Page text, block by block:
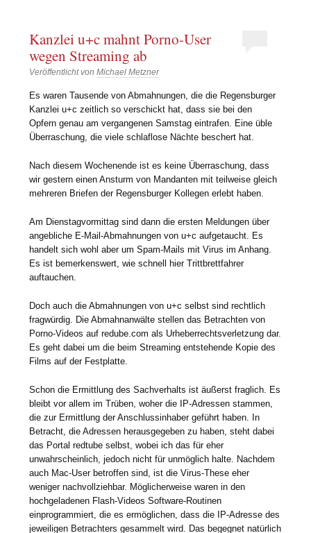
Kanzlei u+c mahnt Porno-User
wegen Streaming ab
Veröffentlicht vonMichael Metzner
Es waren Tausende von Abmahnungen, die die Regensburger
Kanzlei u+c zeitlich so verschickt hat, dass sie bei den
Opfern genau am vergangenen Samstag eintrafen. Eine üble
Überraschung, die viele schlaflose Nächte beschert hat.
Nach diesem Wochenende ist es keine Überraschung, dass
wir gestern einen Ansturm von Mandanten mit teilweise gleich
mehreren Briefen der Regensburger Kollegen erlebt haben.
Am Dienstagvormittag sind dann die ersten Meldungen über
angebliche E-Mail-Abmahnungen von u+c aufgetaucht. Es
handelt sich wohl aber um Spam-Mails mit Virus im Anhang.
Es ist bemerkenswert, wie schnell hier Trittbrettfahrer
auftauchen.
Doch auch die Abmahnungen von u+c selbst sind rechtlich
fragwürdig. Die Abmahnanwälte stellen das Betrachten von
Porno-Videos auf redube.com als Urheberrechtsverletzung dar.
Es geht dabei um die beim Streaming entstehende Kopie des
Films auf der Festplatte.
Schon die Ermittlung des Sachverhalts ist äußerst fraglich. Es
bleibt vor allem im Trüben, woher die IP-Adressen stammen,
die zur Ermittlung der Anschlussinhaber geführt haben. In
Betracht, die Adressen herausgegeben zu haben, steht dabei
das Portal redtube selbst, wobei ich das für eher
unwahrscheinlich, jedoch nicht für unmöglich halte. Nachdem
auch Mac-User betroffen sind, ist die Virus-These eher
weniger nachvollziehbar. Möglicherweise waren in den
hochgeladenen Flash-Videos Software-Routinen
einprogrammiert, die es ermöglichen, dass die IP-Adresse des
jeweiligen Betrachters gesammelt wird. Das begegnet natürlich